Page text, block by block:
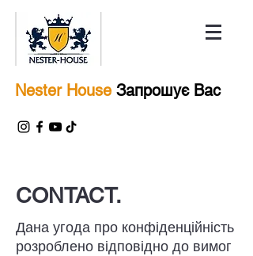
Nester House Запрошує Вас
CONTACT.
Дана угода про конфіденційність
розроблено відповідно до вимог